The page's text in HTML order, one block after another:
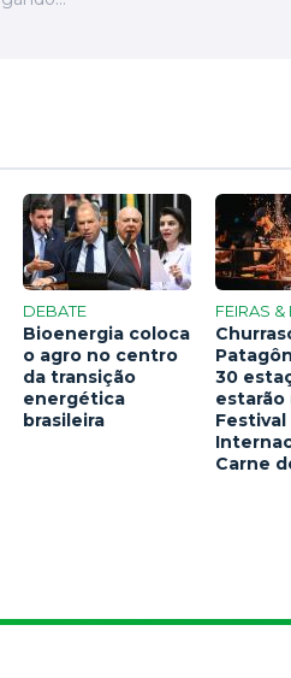
DEBATE
Bioenergia coloca
o agro no centro
da transição
energética
brasileira
FEIRAS
30
estarão
Festival
Carne